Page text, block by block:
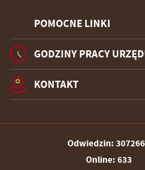
POMOCNE LINKI
GODZINY PRACY
KONTAKT
Odwiedzin:
Online: 633